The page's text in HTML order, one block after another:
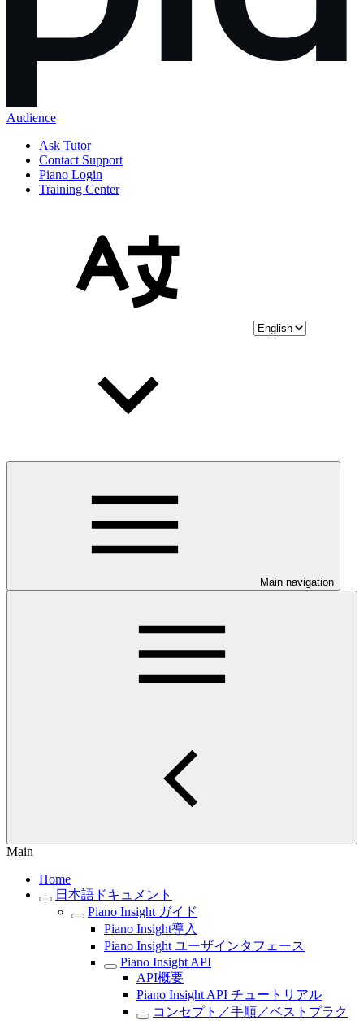
Audience
Ask Tutor
Contact Support
Piano Login
Training Center
Main navigation
Main
Home
日本語ドキュメント
Piano Insight ガイド
Piano Insight導入
Piano Insight ユーザインタフェース
Piano Insight API
API概要
Piano Insight API チュートリアル
コンセプト／手順／ベストプラク